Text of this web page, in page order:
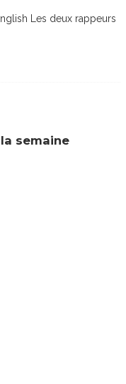
Les deux rappeurs
semaine